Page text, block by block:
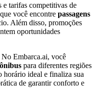
e tarifas competitivas de
você encontre passagens
Além disso, promoções
oportunidades
Embarca.ai, você
para diferentes regiões
horário ideal e finaliza sua
de garantir conforto e